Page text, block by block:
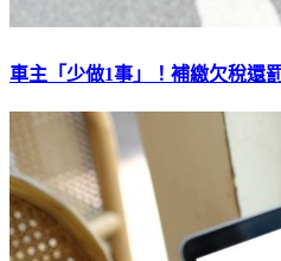
車主「少做1事」！補繳欠稅